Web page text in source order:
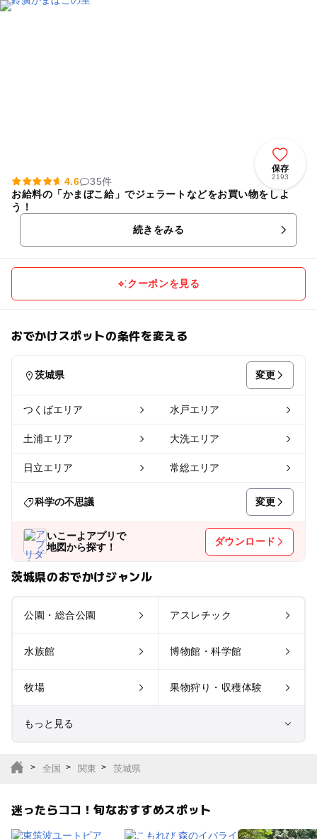
保存
2193
4.6
35件
お給料の「かまぼこ給」でジェラートなどをお買い物をしよ
う！
続きをみる
クーポンを見る
おでかけスポットの条件を変える
茨城県 変更
つくばエリア 水戸エリア
土浦エリア 大洗エリア
日立エリア 常総エリア
科学の不思議 変更
いこーよアプリで
地図から探す！
ダウンロード
茨城県のおでかけジャンル
公園・総合公園 アスレチック
水族館 博物館・科学館
牧場 果物狩り・収穫体験
もっと見る
サファリパーク
植物園・フラワーパー
全国 関東 茨城県
迷ったらココ！旬なおすすめスポット